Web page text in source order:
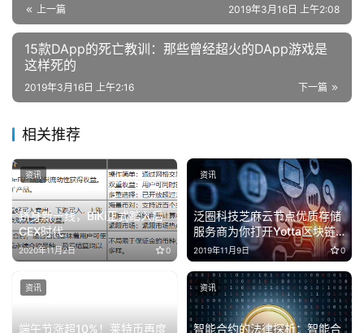
上一篇 2019年3月16日 上午2:08
15款DApp的死亡教训：那些曾经超火的DApp游戏是
这样死的
下一篇
2019年3月16日 上午2:16
相关推荐
跻身新一线，BiKi正式踏入后
CEX时代
2020年11月2日 0
资讯
泛圈科技芝麻云节点优质存储
服务商为你打开Yotta区块链
存储共享经济！
2019年11月9日 0
资讯
端午节涨超10%！莱特币再度
资讯
智能合约的法律探析：智能合
资讯